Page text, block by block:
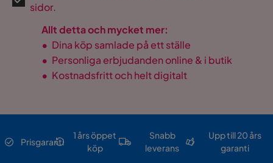
sidor.
Allt detta och mycket mer:
• Dina köp samlade på ett ställe
• Personliga erbjudanden online & i butik
• Kostnadsfritt och helt digitalt
Prisgaranti
1 års öppet
köp
Snabb
leverans
Upp till 20 års
garanti